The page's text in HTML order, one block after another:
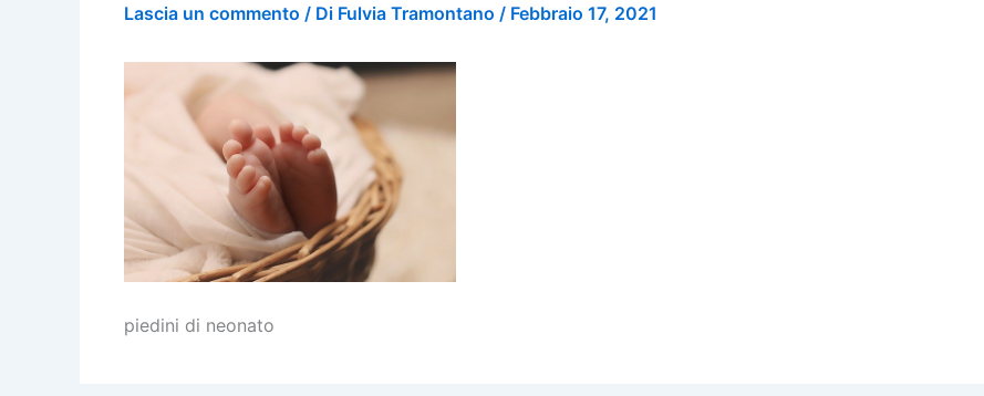
Lascia un commento / Di Fulvia Tramontano / Febbraio 17, 2021
piedini di neonato